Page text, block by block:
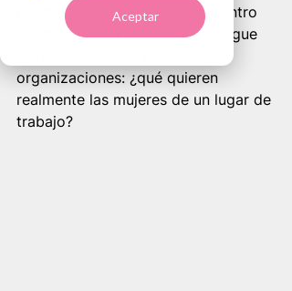
Aceptar
marzo, vuelve a poner en el centro
del debate una pregunta que sigue
organizaciones: ¿qué quieren
realmente las mujeres de un lugar de
trabajo?